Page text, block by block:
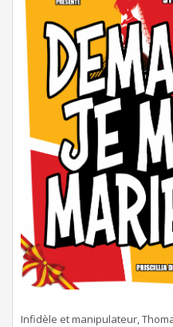
Infidèle et manipulateur,